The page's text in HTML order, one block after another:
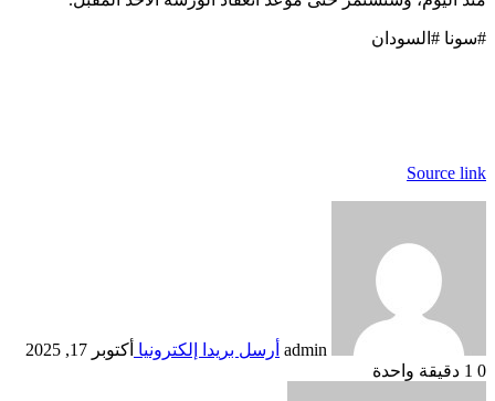
#سونا #السودان
Source link
admin أرسل بريدا إلكترونيا أكتوبر 17, 2025
0
دقيقة واحدة